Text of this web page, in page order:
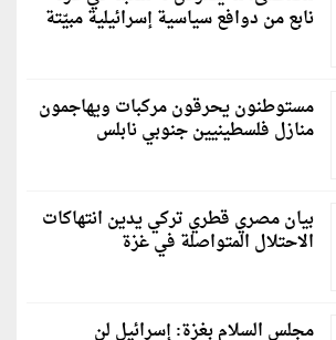
نابع من دوافع سياسية إسرائيلية مبيّتة
مستوطنون يحرقون مركبات ويهاجمون
منازل فلسطينيين جنوبي نابلس
بيان مصري قطري تركي يدين انتهاكات
الاحتلال المتواصلة في غزة
مجلس السلام بغزة: إسرائيل لن